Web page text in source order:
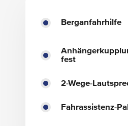
Berganfahrhilfe
fest
2-Wege-
Fahrassistenz-